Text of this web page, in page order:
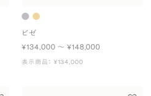
ビゼ
¥134,000 〜 ¥148,000
表示商品： ¥134,000